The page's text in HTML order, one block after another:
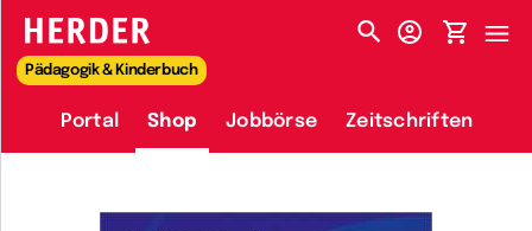
HERDER-MENÜ
Pädagogik & Kinderbuch
Portal Shop Jobbörse Zeitschriften